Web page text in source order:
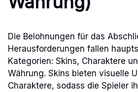
Die Belohnungen für das
Herausforderungen fallen
Kategorien: Skins, Charaktere
Währung. Skins bieten visuelle
Charaktere, sodass die Spieler